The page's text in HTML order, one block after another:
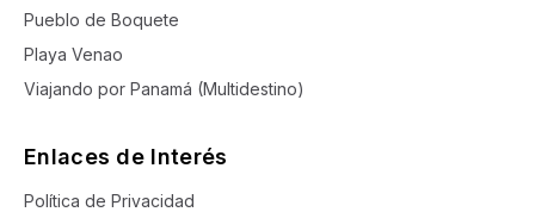
Pueblo de Boquete
Playa Venao
Viajando por Panamá (Multidestino)
Enlaces de Interés
Política de Privacidad